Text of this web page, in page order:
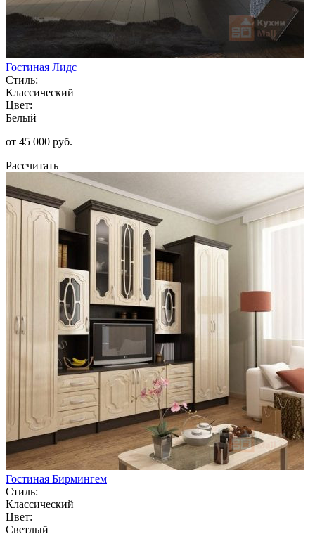
Гостиная Лидс
Стиль:
Классический
Цвет:
Белый
от 45 000 руб.
Рассчитать
Гостиная Бирмингем
Стиль:
Классический
Цвет:
Светлый